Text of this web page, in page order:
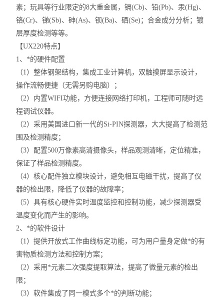
素；玩具等行业限定的8大重金属，镉(Cb)、铅(Pb)、汞(Hg)、
铬(Cr)、锑(Sb)、砷(As)、钡(Ba)、硒(Se)；合金成分分析；镀
层厚度检测等等。
【UX220特点】
1、*的硬件配置
（1）整体钢架结构，集成工业计算机，双触摸屏显示设计，
操作流畅便捷（无需另购电脑）；
（2）内置WIFI功能，方便连接网络打印机，工程师可随时远
程调试仪器。
（2）采用美国进口新一代的Si-PIN探测器，大大提高了检测范
围及检测精度；
（3）配置500万像素高清摄像头，样品观测清晰，定位精准，
保证了样品检测精度。
（4）核心配件独立模块设计，避免相互电磁干扰，提高了仪
器的检出限，降低了仪器的故障率；
（5）具有核心硬件实时温度监控和控制功能，减少探测器受
温度变化而产生的影响。
2、*的软件设计
（1）提供开放式工作曲线标定功能，可为用户量身定做*的有
害物质检测方法和控制方案；
（2）采用*元素二次强度提取算法，提高了微量元素的检出
限；
（3）软件集成了同一模式多个*的判断功能；